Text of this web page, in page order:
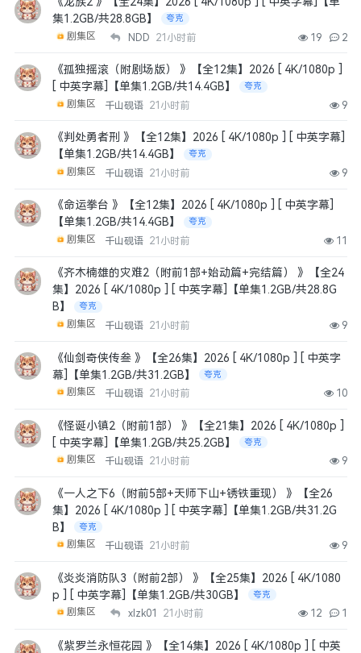
集1.2GB/共28.8GB】
夸克
剧集区 NDD 21小时前 19 2
《孤独摇滚（附剧场版） 》【全12集】2026 [ 4K/1080p ]
[ 中英字幕]【单集1.2GB/共14.4GB】
夸克
剧集区 千山砚语 21小时前 9
《判处勇者刑 》【全12集】2026 [ 4K/1080p ] [ 中英字幕]
【单集1.2GB/共14.4GB】
夸克
剧集区 千山砚语 21小时前 9
《命运拳台 》【全12集】2026 [ 4K/1080p ] [ 中英字幕]
【单集1.2GB/共14.4GB】
夸克
剧集区 千山砚语 21小时前 11
《齐木楠雄的灾难2（附前1部+始动篇+完结篇） 》【全24
集】2026 [ 4K/1080p ] [ 中英字幕]【单集1.2GB/共28.8G
B】
夸克
剧集区 千山砚语 21小时前 9
《仙剑奇侠传叁 》【全26集】2026 [ 4K/1080p ] [ 中英字
幕]【单集1.2GB/共31.2GB】
夸克
剧集区 千山砚语 21小时前 10
《怪诞小镇2（附前1部） 》【全21集】2026 [ 4K/1080p ]
[ 中英字幕]【单集1.2GB/共25.2GB】
夸克
剧集区 千山砚语 21小时前 9
《一人之下6（附前5部+天师下山+锈铁重现） 》【全26
集】2026 [ 4K/1080p ] [ 中英字幕]【单集1.2GB/共31.2G
B】
夸克
剧集区 千山砚语 21小时前 9
《炎炎消防队3（附前2部） 》【全25集】2026 [ 4K/1080
p ] [ 中英字幕]【单集1.2GB/共30GB】
夸克
剧集区 xlzk01 21小时前 12 1
《紫罗兰永恒花园 》【全14集】2026 [ 4K/1080p ] [ 中英